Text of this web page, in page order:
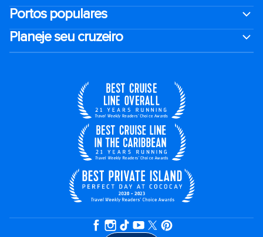
Portos populares
Planeje seu cruzeiro